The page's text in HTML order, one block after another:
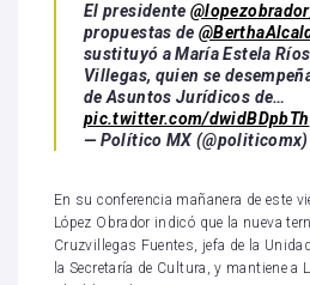
El presidente@lopezobrador_
propuestas de
sustituyó a María Estela
Villegas, quien se
de Asuntos Jurídicos de…
pic.twitter.com/dwidBDpbTh
— Político MX
En su conferencia mañanera de este
López Obrador indicó que la nueva
Cruzvillegas Fuentes, jefa de la
la Secretaría de Cultura, y mantiene a